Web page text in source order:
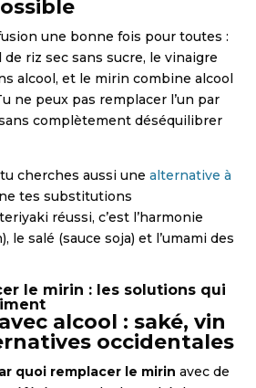
une bonne fois pour toutes :
riz sec sans sucre, le vinaigre
alcool, et le mirin combine alcool
ne peux pas remplacer l’un par
complètement déséquilibrer
cherches aussi unealternative à
tes substitutions
réussi, c’est l’harmonie
le salé (sauce soja) et l’umami des
le mirin : les solutions qui
alcool : saké, vin
occidentales
quoi remplacer le mirin avec de